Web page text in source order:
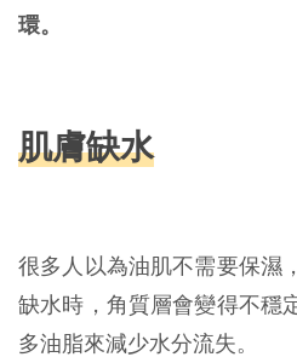
環。
肌膚缺水
很多人以為油肌不需要保濕
缺水時，角質層會變得不穩
多油脂來減少水分流失。